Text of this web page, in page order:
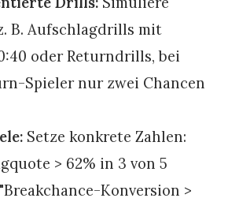
B. Aufschlagdrills mit
oder Returndrills, bei
Spieler nur zwei Chancen
Setze konkrete Zahlen:
> 62% in 3 von 5
Konversion >